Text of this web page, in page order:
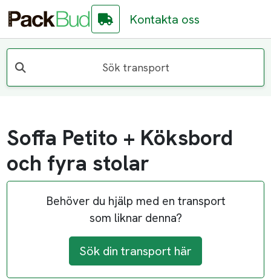
Kontakta oss
Sök transport
Soffa Petito + Köksbord
och fyra stolar
Behöver du hjälp med en transport
som liknar denna?
Sök din transport här